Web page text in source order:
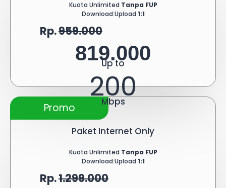
Kuota Unlimited Tanpa FUP
Download:Upload 1:1
Rp.959.000
819.000
Promo
Up to
200
Mbps
Paket Internet Only
Kuota Unlimited Tanpa FUP
Download:Upload 1:1
Rp.1.299.000